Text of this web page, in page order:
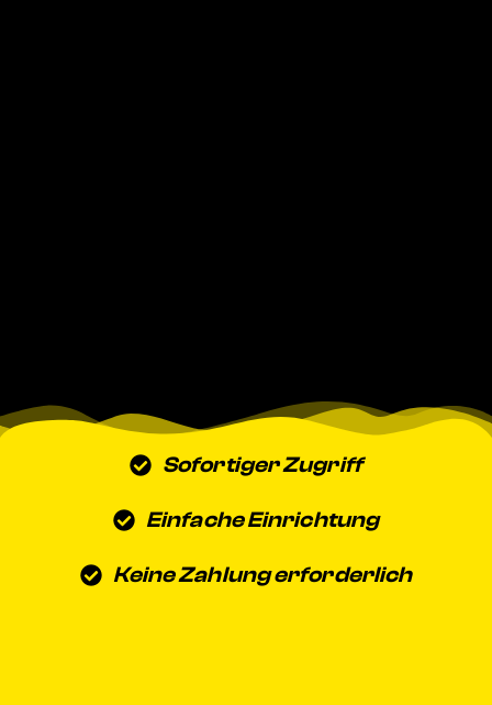
Sofortiger Zugriff
Einfache Einrichtung
Keine Zahlung erforderlich